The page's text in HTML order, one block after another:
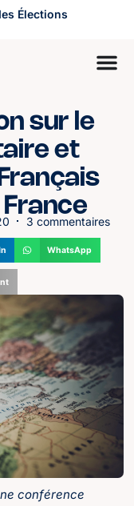
Élections
sur le
et
3 commentaires
WhatsApp
conférence